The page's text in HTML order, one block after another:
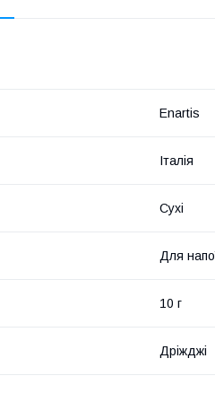
Enartis
Італія
Сухі
Для
10 г
Дріжджі